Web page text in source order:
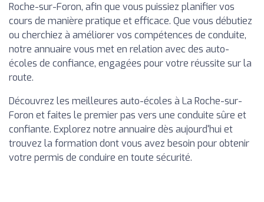
Roche-sur-Foron, afin que vous puissiez planifier vos
cours de manière pratique et efficace. Que vous débutiez
ou cherchiez à améliorer vos compétences de conduite,
notre annuaire vous met en relation avec des auto-
écoles de confiance, engagées pour votre réussite sur la
route.
Découvrez les meilleures auto-écoles à La Roche-sur-
Foron et faites le premier pas vers une conduite sûre et
confiante. Explorez notre annuaire dès aujourd'hui et
trouvez la formation dont vous avez besoin pour obtenir
votre permis de conduire en toute sécurité.